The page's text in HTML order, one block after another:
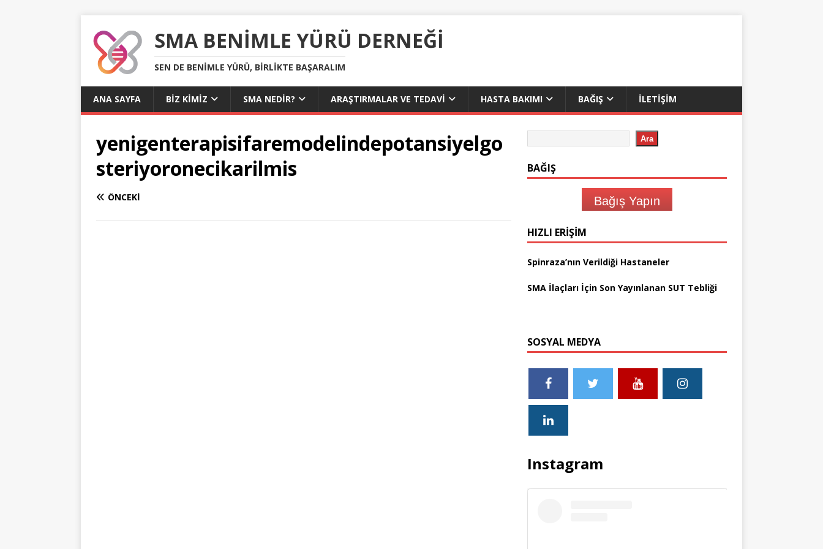
SMA BENIMLE YÜRÜ DERNEĞI
SEN DE BENIMLE YÜRÜ, BIRLIKTE BAŞARALIM
ANA SAYFA BIZ KIMIZ SMA NEDIR? ARAŞTIRMALAR VE TEDAVI HASTA BAKIMI BAĞIŞ İLETIŞIM
yenigenterapisifaremodelindepotansiyelgo
steriyoronecikarilmis
ÖNCEKI
Ara
BAĞIŞ
Bağış Yapın
HIZLI ERIŞIM
Spinraza’nın Verildiği Hastaneler
SMA İlaçları İçin Son Yayınlanan SUT Tebliği
SOSYAL MEDYA
Instagram